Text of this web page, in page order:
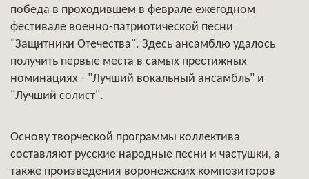
победа в проходившем в феврале ежегодном
фестивале военно-патриотической песни
"Защитники Отечества". Здесь ансамблю удалось
получить первые места в самых престижных
номинациях - "Лучший вокальный ансамбль" и
"Лучший солист".
Основу творческой программы коллектива
составляют русские народные песни и частушки, а
также произведения воронежских композиторов